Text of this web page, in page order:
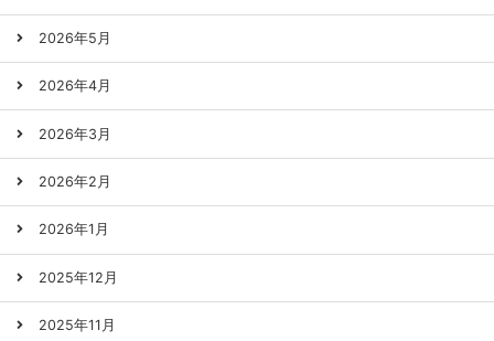
2026年5月
2026年4月
2026年3月
2026年2月
2026年1月
2025年12月
2025年11月